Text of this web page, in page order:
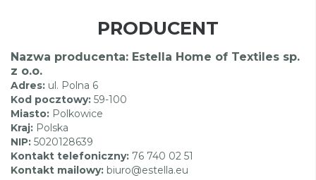
PRODUCENT
Nazwa producenta: Estella Home of Textiles sp.
z o.o.
Adres: ul. Polna 6
Kod pocztowy: 59-100
Miasto: Polkowice
Kraj: Polska
NIP: 5020128639
Kontakt telefoniczny: 76 740 02 51
Kontakt mailowy: biuro@estella.eu